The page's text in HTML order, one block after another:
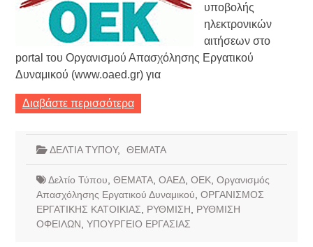
υποβολής
ηλεκτρονικών
αιτήσεων στο
portal του Οργανισμού Απασχόλησης Εργατικού
Δυναμικού (www.oaed.gr) για
Διαβάστε περισσότερα
ΔΕΛΤΙΑ ΤΥΠΟΥ, ΘΕΜΑΤΑ
Δελτίο Τύπου ΘΕΜΑΤΑ, ΟΑΕΔ, ΟΕΚ, Οργανισμός
Απασχόλησης Εργατικού Δυναμικού ΟΡΓΑΝΙΣΜΟΣ
ΕΡΓΑΤΙΚΗΣ ΚΑΤΟΙΚΙΑΣ
ΡΥΘΜΙΣΗ
ΡΥΘΜΙΣΗ
ΟΦΕΙΛΩΝ ΥΠΟΥΡΓΕΙΟ ΕΡΓΑΣΙΑΣ